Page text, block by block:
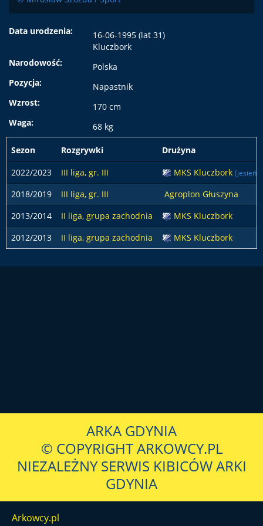
Data urodzenia:
16-06-1995 (lat 31)
Kluczbork
Narodowość:
Polska
Pozycja:
Napastnik
Wzrost:
170 cm
Waga:
68 kg
Sezon Rozgrywki
Drużyna
2022/2023
III liga, gr. III MKS Kluczbork (jesień)
2018/2019 III liga, gr. III
Agroplon Głuszyna
2013/2014
II liga, grupa zachodnia
MKS Kluczbork
2012/2013
II liga, grupa zachodnia MKS Kluczbork
ARKA GDYNIA
© COPYRIGHT ARKOWCY.PL
NIEZALEŻNY SERWIS KIBICÓW ARKI
GDYNIA
Arkowcy.pl